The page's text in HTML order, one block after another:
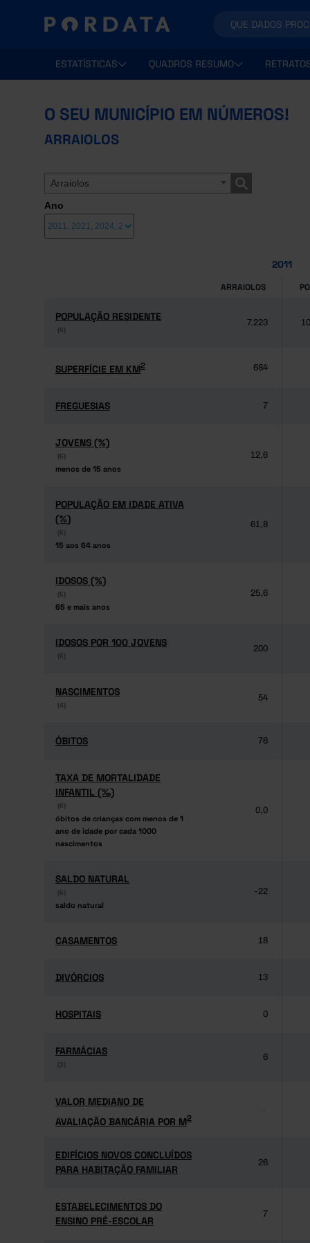
ESTATÍSTICAS QUADROS RESUMO
O SEU MUNICÍPIO EM NÚMEROS!
ARRAIOLOS
Arraiolos
Ano
2011
ARRAIOLOS
POPULAÇÃO RESIDENTE
(6)
POPULAÇÃO RESIDENTE
(6)
7.223
SUPERFÍCIE EM KM2
SUPERFÍCIE EM KM2 684
FREGUESIAS
FREGUESIAS 7
JOVENS (%)
(6)
menos de 15 anos
JOVENS (%)
(6)
menos de 15 anos
12,6
POPULAÇÃO EM IDADE ATIVA
(%)
(6)
15 aos 64 anos
POPULAÇÃO EM IDADE ATIVA
(%)
(6)
15 aos 64 anos
61,8
IDOSOS (%)
(6)
65 e mais anos
IDOSOS (%)
(6)
65 e mais anos
25,6
IDOSOS POR 100 JOVENS
(6)
IDOSOS POR 100 JOVENS
(6)
200
NASCIMENTOS
(4)
NASCIMENTOS
(4)
54
ÓBITOS
ÓBITOS 76
TAXA DE MORTALIDADE
INFANTIL (‰)
(6)
óbitos de crianças com menos de 1
ano de idade por cada 1000
nascimentos
TAXA DE MORTALIDADE
INFANTIL (‰)
(6)
óbitos de crianças com menos de 1
ano de idade por cada 1000
nascimentos
0,0
SALDO NATURAL
(6)
saldo natural
SALDO NATURAL
(6)
saldo natural
-22
CASAMENTOS
CASAMENTOS 18
DIVÓRCIOS
DIVÓRCIOS 13
HOSPITAIS
HOSPITAIS 0
FARMÁCIAS
(3)
FARMÁCIAS
(3)
6
VALOR MEDIANO DE
AVALIAÇÃO BANCÁRIA POR M2
VALOR MEDIANO DE
AVALIAÇÃO BANCÁRIA POR M2
EDIFÍCIOS NOVOS CONCLUÍDOS
PARA HABITAÇÃO FAMILIAR
EDIFÍCIOS NOVOS CONCLUÍDOS
PARA HABITAÇÃO FAMILIAR
26
ESTABELECIMENTOS DO
ENSINO PRÉ-ESCOLAR
ESTABELECIMENTOS DO
ENSINO PRÉ-ESCOLAR
7